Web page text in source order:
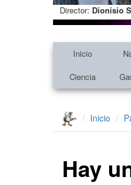
Director: Dionisio
Inicio
Ciencia
Inicio
Hay